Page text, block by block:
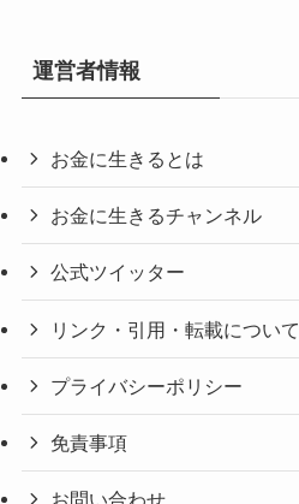
運営者情報
お金に生きるとは
お金に生きるチャンネル
公式ツイッター
リンク・引用・転載について
プライバシーポリシー
免責事項
お問い合わせ